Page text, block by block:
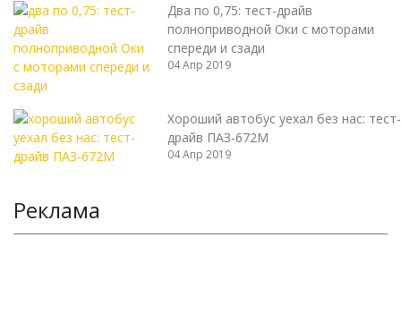
Два по 0,75: тест-драйв
полноприводной Оки с моторами
спереди и сзади
04 Апр 2019
Хороший автобус уехал без нас: тест-
драйв ПАЗ-672М
04 Апр 2019
Реклама